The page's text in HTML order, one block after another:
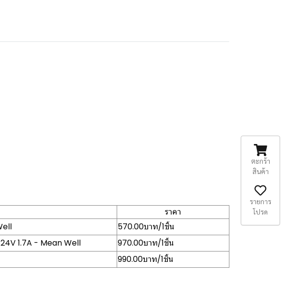
ราคา
570.00บาท/1ชิ้น
1.7A - Mean Well
970.00บาท/1ชิ้น
990.00บาท/1ชิ้น
ตะกร้า
สินค้า
รายการ
โปรด